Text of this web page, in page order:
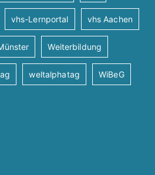
vhs-Lernportal vhs Aachen
Weiterbildung
weltalphatag WiBeG